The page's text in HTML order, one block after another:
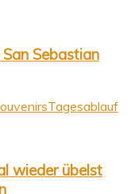
Sebastian
Tagesablauf
wieder übelst